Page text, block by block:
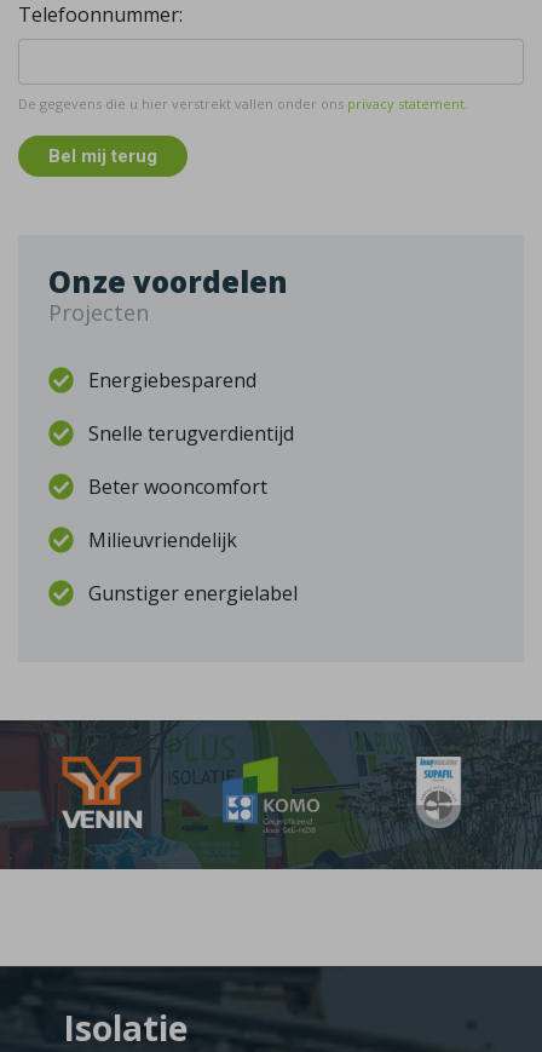
Telefoonnummer:
De gegevens die u hier verstrekt vallen onder ons privacy statement.
Bel mij terug
Onze voordelen
Projecten
Energiebesparend
Snelle terugverdientijd
Beter wooncomfort
Milieuvriendelijk
Gunstiger energielabel
Isolatie